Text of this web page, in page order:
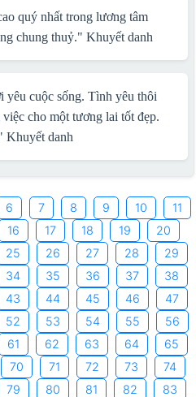
quý nhất trong lương tâm
chung thuỷ." Khuyết danh
cuộc sống. Tình yêu thôi
cho một tương lai tốt đẹp.
Khuyết danh
6 7 8 9 10
11
16 17 18 19
20
25 26 27 28
29
34 35 36 37
38
43 44 45 46
47
52 53 54 55
56
61 62 63 64
65
70 71 72 73
74
79 80 81 82
83